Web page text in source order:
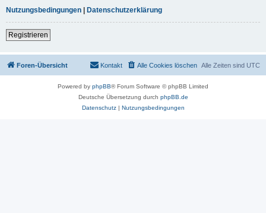
Nutzungsbedingungen | Datenschutzerklärung
Registrieren
Foren-Übersicht Alle Zeiten sind UTC
Alle Cookies löschen
Kontakt
Powered by phpBB® Forum Software © phpBB Limited
Deutsche Übersetzung durch phpBB.de
Datenschutz| Nutzungsbedingungen